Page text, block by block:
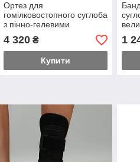
Ортез для
гомілковостопного суглоба
з пінно-гелевими
вставками medi M. step
4 320₴
Купити
553
1